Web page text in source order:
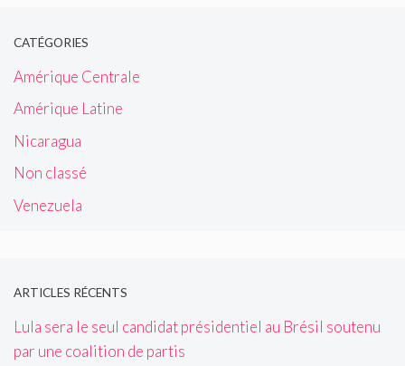
CATÉGORIES
Amérique Centrale
Amérique Latine
Nicaragua
Non classé
Venezuela
ARTICLES RÉCENTS
Lula sera le seul candidat présidentiel au Brésil soutenu
par une coalition de partis